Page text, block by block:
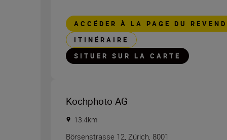
ACCÉDER À LA PAGE DU
ITINÉRAIRE
SITUER SUR LA CARTE
Kochphoto AG
13.4km
Börsenstrasse 12, Zürich, 8001